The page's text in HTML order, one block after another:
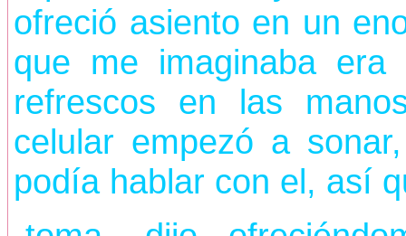
ofreció asiento en un
que me imaginaba
refrescos en las
celular empezó a
podía hablar con el, así